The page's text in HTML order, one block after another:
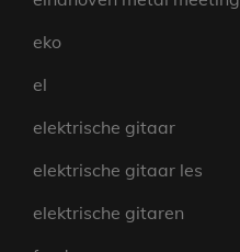
eko
el
elektrische gitaar
elektrische gitaar les
elektrische gitaren